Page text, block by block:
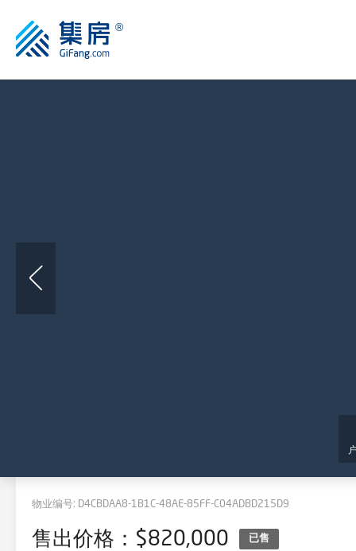
物业编号: D4CBDAA8-1B1C-48AE-85FF-C04ADBD215D9
售出价格：$820,000 已售